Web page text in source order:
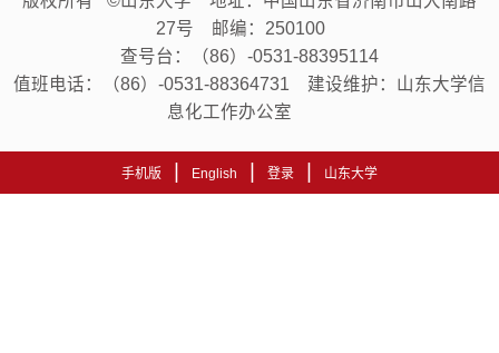
27号 邮编：250100
查号台：（86）-0531-88395114
值班电话：（86）-0531-88364731 建设维护：山东大学信
息化工作办公室
手机版 English 登录 山东大学